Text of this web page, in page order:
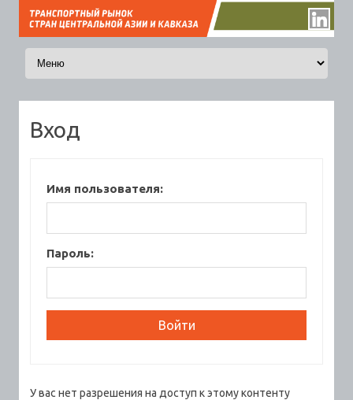
Перейти к содержимому
Вход
Имя пользователя:
Пароль:
У вас нет разрешения на доступ к этому контенту